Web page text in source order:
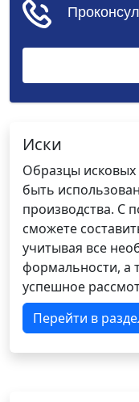
Иски
Образцы исковых
быть
производства. С
сможете
учитывая все
формальности, а
успешное
Перейти в